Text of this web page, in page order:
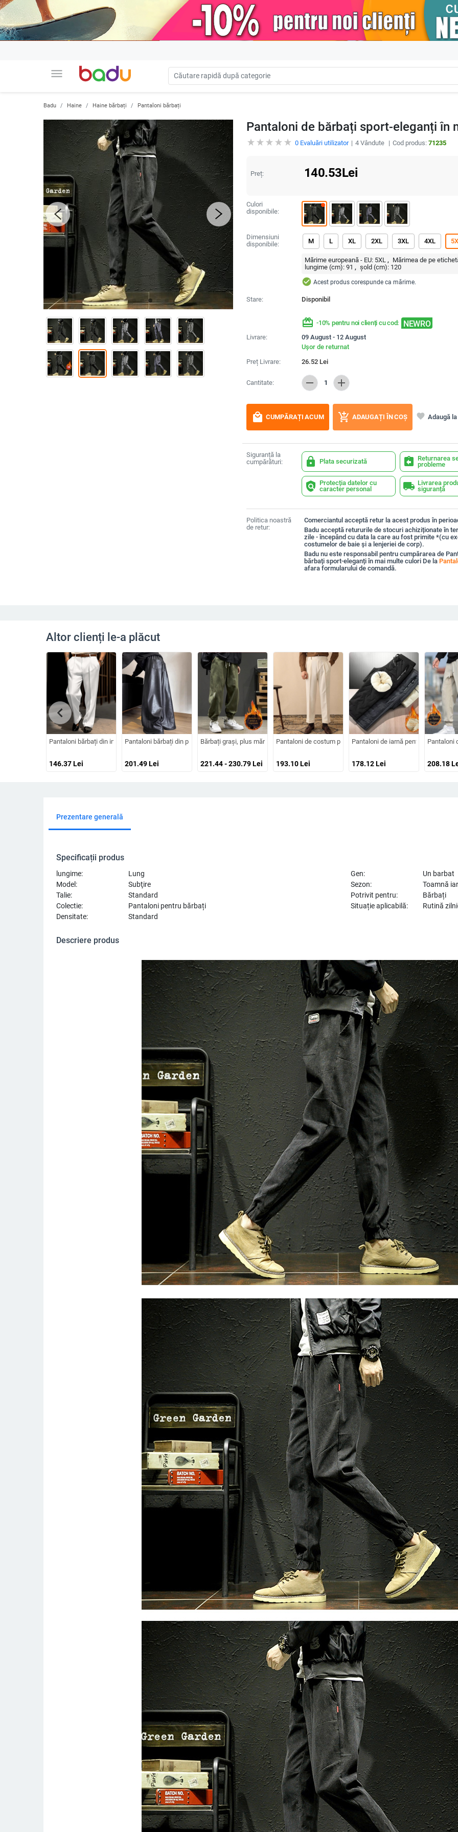
menu
Badu Haine Haine bărbați Pantaloni bărbați
Pantaloni de bărbați sport-eleganți în
0Evaluări utilizator 4Vândute Cod produs: 71235
Preț: 140.53Lei
Culori
disponibile:
Dimensiuni
disponibile:
M L XL 2XL 3XL 4XL
Mărime europeană - EU: 5XL Mărimea de pe
lungime (cm): 91 șold (cm): 120
check_circle Acest produs corespunde ca mărime.
Stare: Disponibil
redeem -10% pentru noi clienți cu cod: NEWRO
Livrare:
09 August - 12 August
Ușor de returnat
Preț Livrare:
26.52Lei
Cantitate: remove 1 add
local_mall CUMPĂRAȚI ACUM add_shopping_cart ADAUGAȚI ÎN COȘ favorite Adaugă
Siguranță la
cumpărături:
lock Plata securizată assignment_return Returnarea
probleme
policy Protecția datelor cu
caracter personal
local_shipping Livrarea
siguranță
Politica noastră
de retur:
Comerciantul acceptă retur la acest produs în
Badu acceptă retururile de stocuri achiziționate în
zile - începând cu data la care au fost primite *(cu
costumelor de baie și a lenjeriei de corp).
Badu nu este responsabil pentru cumpărarea de
bărbați sport-eleganți în mai multe culori De la
afara formularului de comandă.
Altor clienți le-a plăcut
Pantaloni bărbați din in, croială dreaptă, stil business lejer, purtare zilnică, patru sezoane, toamnă 2025
146.37Lei
Pantaloni bărbați din piele PU, croială dreaptă, talie medie, 100% piele artificială, culoare uni
201.49Lei
Bărbați grași, plus mărime, pantaloni din fleece liniștiți, toamna și iarna, la modă, verzi,
221.44 - 230.79Lei
Pantaloni de costum pentru bărbați, talie înaltă, croială
193.10Lei
Pantaloni de iarnă pentru bărbați,
178.12Lei
Pantaloni
208.18
chevron_left
Prezentare generală
Specificații produs
lungime: Lung Gen:
Un barbat
Model:
Subţire Sezon:
Toamnă
Talie:
Standard Potrivit pentru:
Bărbați
Colectie:
Pantaloni pentru bărbați Situație aplicabilă:
Rutină
Densitate:
Standard
Descriere produs